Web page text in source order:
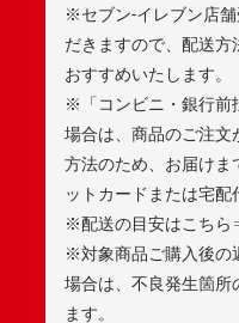
※セブン-イレブン店
だきますので、配送
おすすめいたします。
※「コンビニ・銀行前
場合は、商品のご注
方法のため、お届け
ットカードまたは宅配
※配送の目安はこち
※対象商品ご購入後の
場合は、不良発生箇所
ます。